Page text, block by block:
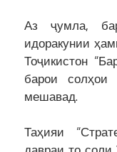
Аз ҷумла,
идоракунии
Тоҷикистон
барои солҳои
мешавад.
Таҳияи